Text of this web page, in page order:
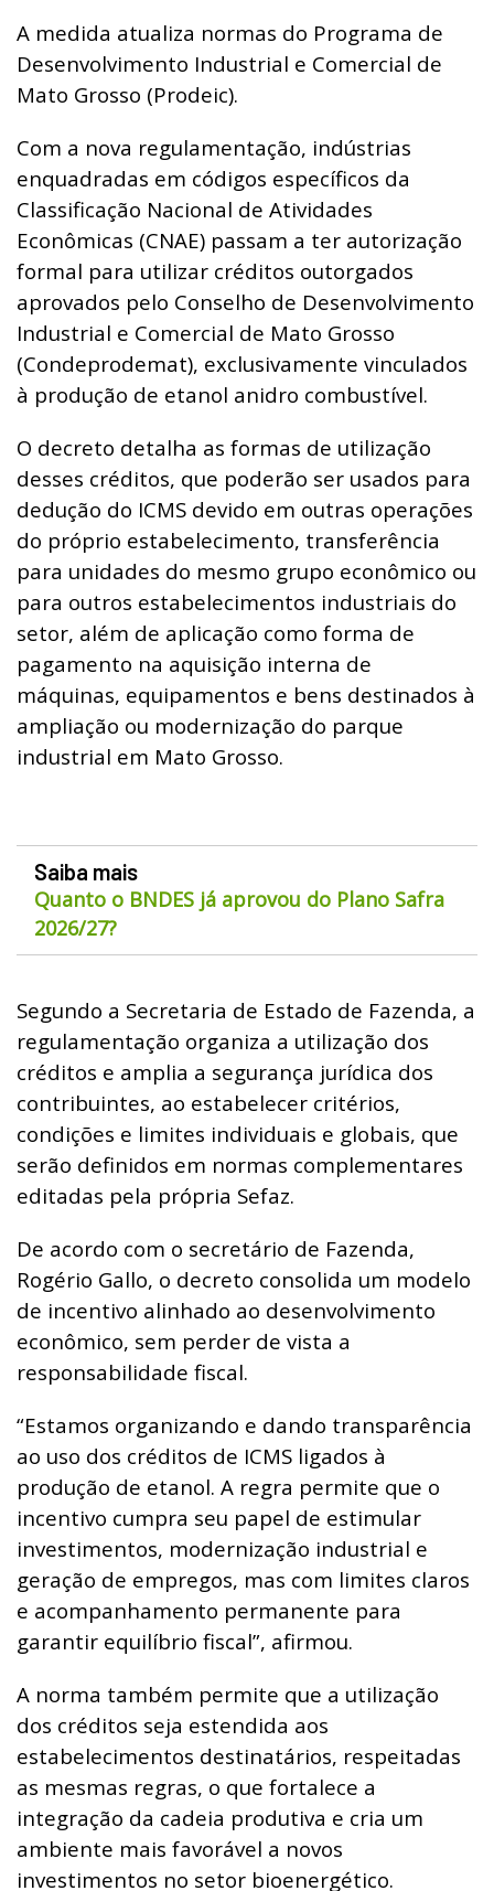
A medida atualiza normas do Programa de
Desenvolvimento Industrial e Comercial de
Mato Grosso (Prodeic).
Com a nova regulamentação, indústrias
enquadradas em códigos específicos da
Classificação Nacional de Atividades
Econômicas (CNAE) passam a ter autorização
formal para utilizar créditos outorgados
aprovados pelo Conselho de Desenvolvimento
Industrial e Comercial de Mato Grosso
(Condeprodemat), exclusivamente vinculados
à produção de etanol anidro combustível.
O decreto detalha as formas de utilização
desses créditos, que poderão ser usados para
dedução do ICMS devido em outras operações
do próprio estabelecimento, transferência
para unidades do mesmo grupo econômico ou
para outros estabelecimentos industriais do
setor, além de aplicação como forma de
pagamento na aquisição interna de
máquinas, equipamentos e bens destinados à
ampliação ou modernização do parque
industrial em Mato Grosso.
Saiba mais
Quanto o BNDES já aprovou do Plano Safra
2026/27?
Segundo a Secretaria de Estado de Fazenda, a
regulamentação organiza a utilização dos
créditos e amplia a segurança jurídica dos
contribuintes, ao estabelecer critérios,
condições e limites individuais e globais, que
serão definidos em normas complementares
editadas pela própria Sefaz.
De acordo com o secretário de Fazenda,
Rogério Gallo, o decreto consolida um modelo
de incentivo alinhado ao desenvolvimento
econômico, sem perder de vista a
responsabilidade fiscal.
“Estamos organizando e dando transparência
ao uso dos créditos de ICMS ligados à
produção de etanol. A regra permite que o
incentivo cumpra seu papel de estimular
investimentos, modernização industrial e
geração de empregos, mas com limites claros
e acompanhamento permanente para
garantir equilíbrio fiscal”, afirmou.
A norma também permite que a utilização
dos créditos seja estendida aos
estabelecimentos destinatários, respeitadas
as mesmas regras, o que fortalece a
integração da cadeia produtiva e cria um
ambiente mais favorável a novos
investimentos no setor bioenergético.